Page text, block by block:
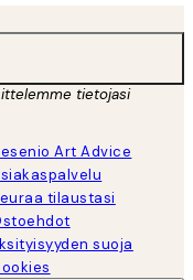
tietojasi
Art Advice
tilaustasi
suoja